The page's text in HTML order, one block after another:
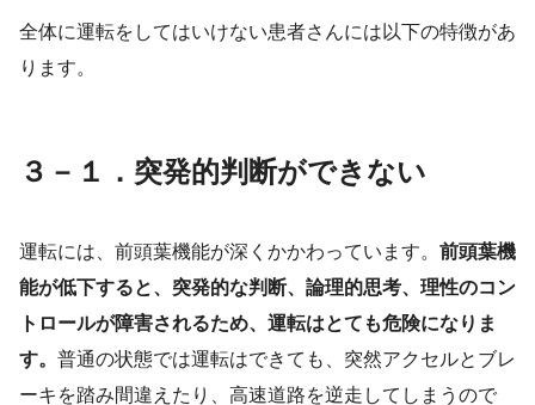
全体に運転をしてはいけない患者さんには以下の特徴があ
ります。
３－１．突発的判断ができない
運転には、前頭葉機能が深くかかわっています。 前頭葉機
能が低下すると、突発的な判断、論理的思考、理性のコン
トロールが障害されるため、運転はとても危険になりま
す。 普通の状態では運転はできても、突然アクセルとブレ
ーキを踏み間違えたり、高速道路を逆走してしまうので